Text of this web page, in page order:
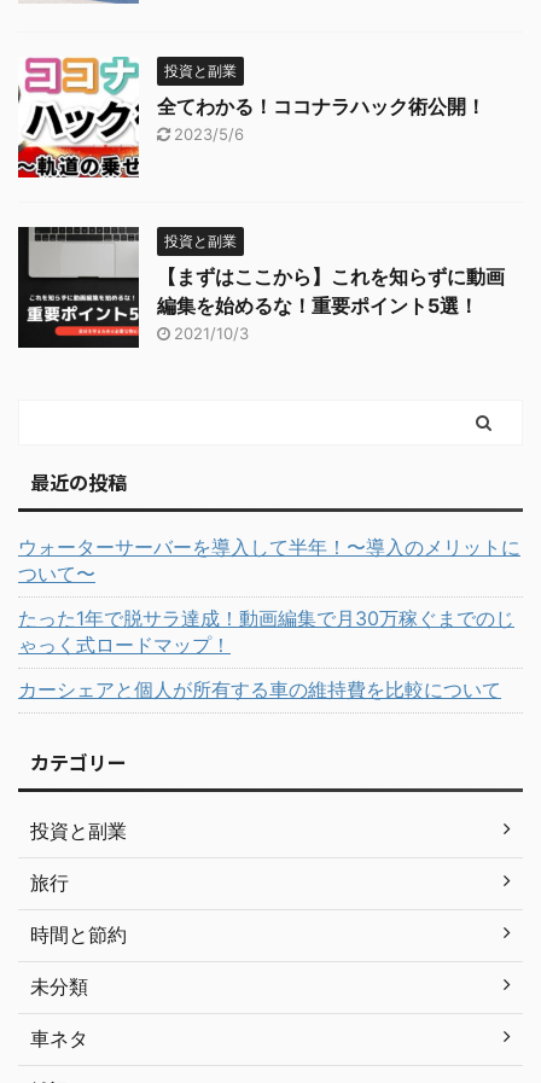
投資と副業
全てわかる！ココナラハック術公開！
2023/5/6
投資と副業
【まずはここから】これを知らずに動画
編集を始めるな！重要ポイント5選！
2021/10/3
最近の投稿
ウォーターサーバーを導入して半年！〜導入のメリットに
ついて〜
たった1年で脱サラ達成！動画編集で月30万稼ぐまでのじ
ゃっく式ロードマップ！
カーシェアと個人が所有する車の維持費を比較について
カテゴリー
投資と副業
旅行
時間と節約
未分類
車ネタ